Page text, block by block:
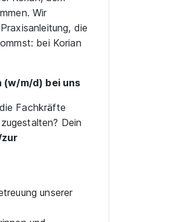
Wir
die
bei Korian
(w/m/d) bei uns
Fachkräfte
Dein
zur
unserer